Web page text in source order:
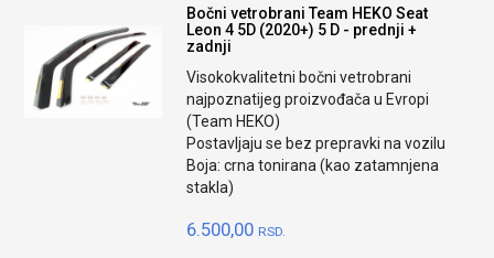
Bočni vetrobrani Team HEKO Seat
Leon 4 5D (2020+) 5 D - prednji +
zadnji
Visokokvalitetni bočni vetrobrani
najpoznatijeg proizvođača u Evropi
(Team HEKO)
Postavljaju se bez prepravki na vozilu
Boja: crna tonirana (kao zatamnjena
stakla)
6.500,00 RSD.